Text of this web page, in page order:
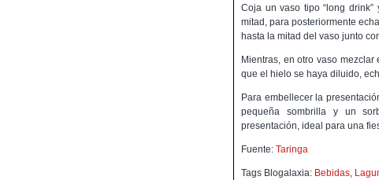
Coja un vaso tipo “long
mitad, para posteriormente
hasta la mitad del vaso junto
Mientras, en otro vaso
que el hielo se haya diluido,
Para embellecer la
pequeña sombrilla y un
presentación, ideal para una
Fuente: Taringa
Tags Blogalaxia: Bebidas,